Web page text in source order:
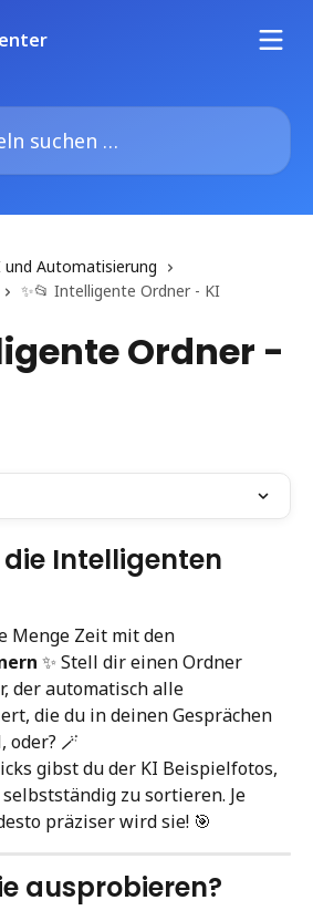
…
und Automatisierung
✨📂 Intelligente Ordner - KI
Ordner -
die Intelligenten
Menge Zeit mit den
✨ Stell dir einen Ordner
der automatisch alle
die du in deinen Gesprächen
oder? 🪄
gibst du der KI Beispielfotos,
zu sortieren. Je
präziser wird sie! 🎯
ausprobieren?